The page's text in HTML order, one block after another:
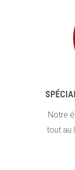
Notre
tout au